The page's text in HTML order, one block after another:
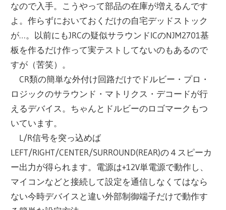
なので入手。こうやって部品の在庫が増えるんです
よ。作らずにおいておくだけの自宅デッドストック
が…。以前にもJRCの疑似サラウンドICのNJM2701基
板を作るだけ作って実テストしてないのもあるので
すが（苦笑）。
CR類の簡単な外付け回路だけでドルビー・プロ・
ロジックのサラウンド・マトリクス・デコードが行
えるデバイス。ちゃんとドルビーのロゴマークもつ
いています。
L/R信号を突っ込めば
LEFT/RIGHT/CENTER/SURROUND(REAR)の４スピーカ
ー出力が得られます。電源は+12V単電源で動作し、
マイコンなどと接続して設定を通信しなくてはなら
ない今時デバイスと違い外部制御端子だけで動作す